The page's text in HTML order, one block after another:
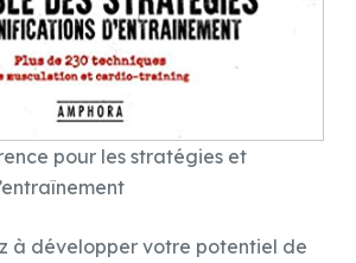
pour les stratégies et
à développer votre potentiel de